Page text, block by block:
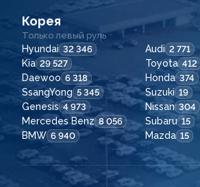
Корея
Только левый руль
Hyundai 32 346 Audi 2 771
Kia 29 527 Toyota 412
Daewoo 6 318 Honda 374
SsangYong 5 345 Suzuki 19
Genesis 4 973 Nissan 304
Mercedes Benz 8 056 Subaru 15
BMW 6 940 Mazda 15